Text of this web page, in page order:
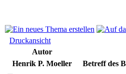
Druckansicht
Autor
Henrik P. Moeller
Betreff des